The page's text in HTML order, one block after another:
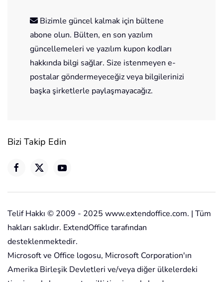
Bizimle güncel kalmak için bültene
abone olun. Bülten, en son yazılım
güncellemeleri ve yazılım kupon kodları
hakkında bilgi sağlar. Size istenmeyen e-
postalar göndermeyeceğiz veya bilgilerinizi
başka şirketlerle paylaşmayacağız.
Bizi Takip Edin
Telif Hakkı © 2009 - 2025 www.extendoffice.com. | Tüm
hakları saklıdır. ExtendOffice tarafından
desteklenmektedir.
Microsoft ve Office logosu, Microsoft Corporation'ın
Amerika Birleşik Devletleri ve/veya diğer ülkelerdeki